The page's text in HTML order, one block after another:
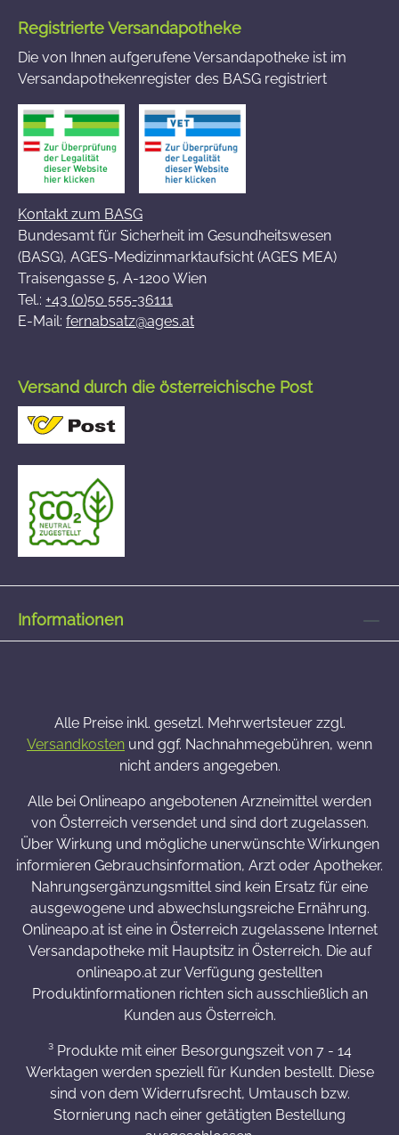
Registrierte Versandapotheke
Die von Ihnen aufgerufene Versandapotheke ist im
Versandapothekenregister des BASG registriert
Kontakt zum BASG
Bundesamt für Sicherheit im Gesundheitswesen
(BASG), AGES-Medizinmarktaufsicht (AGES MEA)
Traisengasse 5, A-1200 Wien
Tel.: +43 (0)50 555-36111
E-Mail: fernabsatz@ages.at
Versand durch die österreichische Post
Informationen
Alle Preise inkl. gesetzl. Mehrwertsteuer zzgl.
Versandkosten und ggf. Nachnahmegebühren, wenn
nicht anders angegeben.
Alle bei Onlineapo angebotenen Arzneimittel werden
von Österreich versendet und sind dort zugelassen.
Über Wirkung und mögliche unerwünschte Wirkungen
informieren Gebrauchsinformation, Arzt oder Apotheker.
Nahrungsergänzungsmittel sind kein Ersatz für eine
ausgewogene und abwechslungsreiche Ernährung.
Onlineapo.at ist eine in Österreich zugelassene Internet
Versandapotheke mit Hauptsitz in Österreich. Die auf
onlineapo.at zur Verfügung gestellten
Produktinformationen richten sich ausschließlich an
Kunden aus Österreich.
³ Produkte mit einer Besorgungszeit von 7 - 14
Werktagen werden speziell für Kunden bestellt. Diese
sind von dem Widerrufsrecht, Umtausch bzw.
Stornierung nach einer getätigten Bestellung